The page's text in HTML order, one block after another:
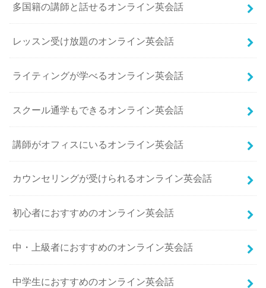
多国籍の講師と話せるオンライン英会話
レッスン受け放題のオンライン英会話
ライティングが学べるオンライン英会話
スクール通学もできるオンライン英会話
講師がオフィスにいるオンライン英会話
カウンセリングが受けられるオンライン英会話
初心者におすすめのオンライン英会話
中・上級者におすすめのオンライン英会話
中学生におすすめのオンライン英会話